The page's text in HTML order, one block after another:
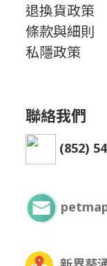
退換貨政策
條款與細則
私隱政策
聯絡我們
(852)